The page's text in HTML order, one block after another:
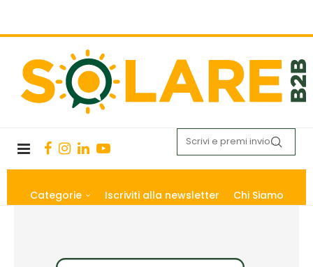
Categorie Iscriviti alla newsletter Chi Siamo